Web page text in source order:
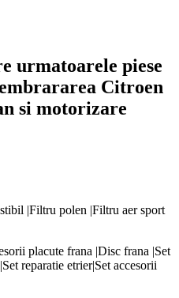
urmatoarele piese
Citroen
si motorizare
|Filtru polen |Filtru aer sport
placute frana |Disc frana |Set
reparatie etrier|Set accesorii